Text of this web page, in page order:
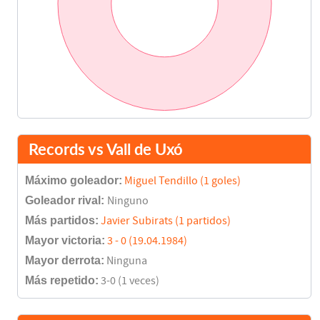
Ángel Castellanos
Javier Subirats
Fernando Gómez
Final del partido 90'
Records vs Vall de Uxó
Máximo goleador: Miguel Tendillo (1 goles)
Goleador rival: Ninguno
Más partidos: Javier Subirats (1 partidos)
Mayor victoria: 3 - 0 (19.04.1984)
Mayor derrota: Ninguna
Más repetido: 3-0 (1 veces)